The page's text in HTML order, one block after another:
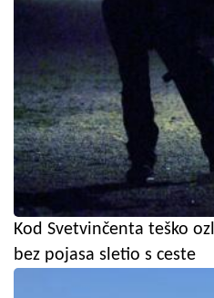
Kod Svetvinčenta teško
bez pojasa sletio s ceste